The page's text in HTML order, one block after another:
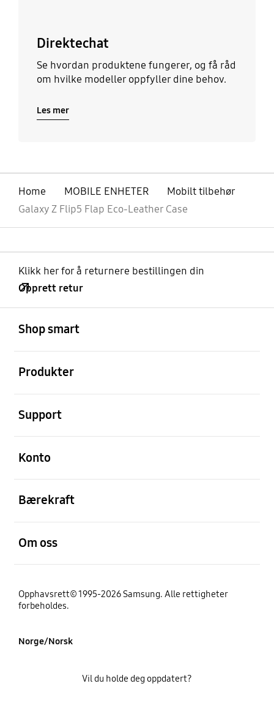
Direktechat
Se hvordan produktene fungerer, og få råd
om hvilke modeller oppfyller dine behov.
Les mer
Home MOBILE ENHETER
Mobilt tilbehør
Galaxy Z Flip5 Flap Eco-Leather Case
Klikk her for å returnere bestillingen din
Opprett retur
Shop smart
Produkter
Support
Konto
Bærekraft
Om oss
Opphavsrett© 1995-2026 Samsung. Alle rettigheter
forbeholdes.
Norge/Norsk
Vil du holde deg oppdatert?